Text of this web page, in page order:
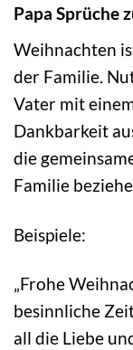
Papa Sprüche
Weihnachten
der Familie.
Vater mit
Dankbarkeit
die
Familie
Beispiele:
„Frohe
besinnliche
all die Liebe